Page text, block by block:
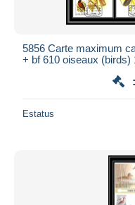
5856 Carte maximum
+ bf 610 oiseaux (birds)
Estatus